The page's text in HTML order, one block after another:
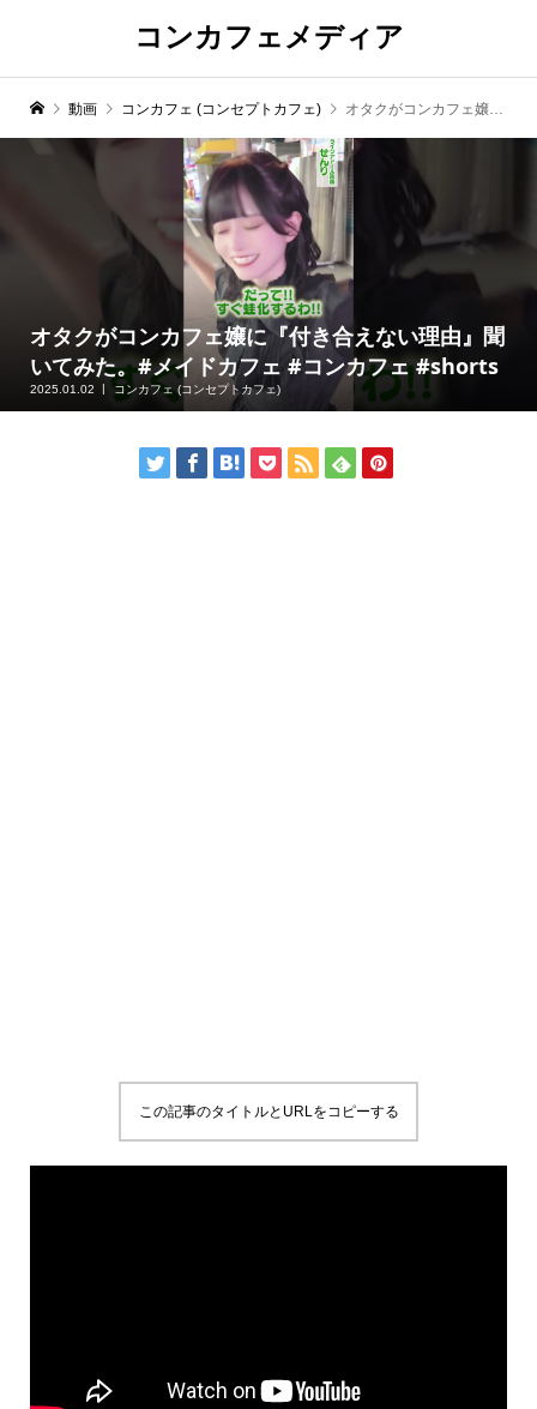
コンカフェメディア
動画 コンカフェ (コンセプトカフェ) オタクがコンカフェ嬢に『付き合えない理由』聞いてみた。#メイドカフェ #コンカフェ #shorts
オタクがコンカフェ嬢に『付き合えない理由』聞
いてみた。#メイドカフェ #コンカフェ #shorts
2025.01.02 コンカフェ (コンセプトカフェ)
この記事のタイトルとURLをコピーする